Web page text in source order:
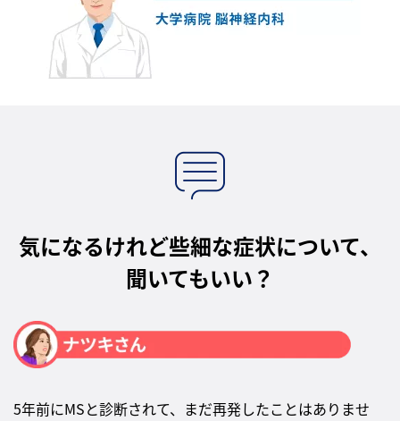
気になるけれど些細な症状について、
聞いてもいい？
5年前にMSと診断されて、まだ再発したことはありませ